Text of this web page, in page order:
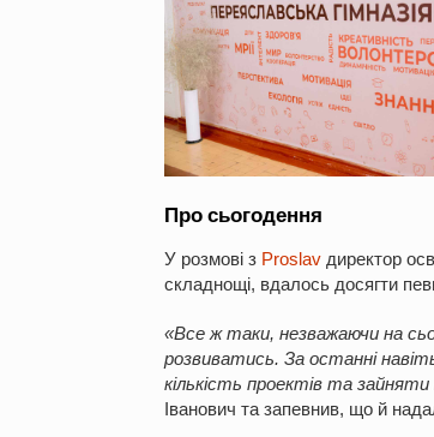
Про сьогодення
У розмові з Proslav директор
складнощі, вдалось досягти
«Все ж таки, незважаючи на
розвиватись. За останні
кількість проектів та зайняти
Іванович та запевнив, що й